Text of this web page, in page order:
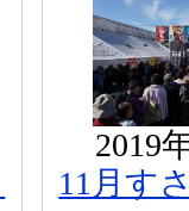
2019
11月す